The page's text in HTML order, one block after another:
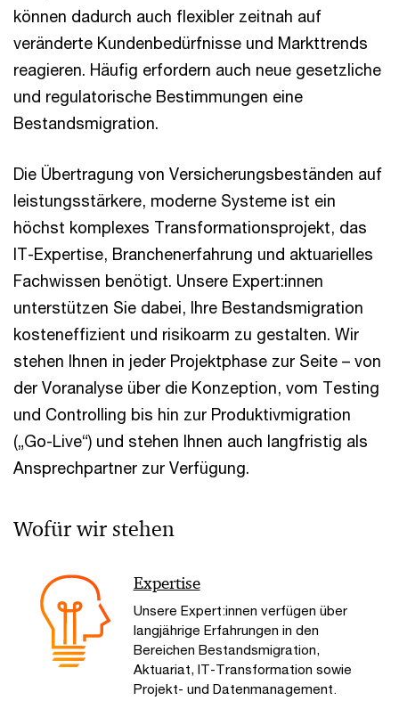
können dadurch auch flexibler zeitnah auf
veränderte Kundenbedürfnisse und Markttrends
reagieren. Häufig erfordern auch neue gesetzliche
und regulatorische Bestimmungen eine
Bestandsmigration.
Die Übertragung von Versicherungsbeständen auf
leistungsstärkere, moderne Systeme ist ein
höchst komplexes Transformationsprojekt, das
IT-Expertise, Branchenerfahrung und aktuarielles
Fachwissen benötigt. Unsere Expert:innen
unterstützen Sie dabei, Ihre Bestandsmigration
kosteneffizient und risikoarm zu gestalten. Wir
stehen Ihnen in jeder Projektphase zur Seite – von
der Voranalyse über die Konzeption, vom Testing
und Controlling bis hin zur Produktivmigration
(„Go-Live“) und stehen Ihnen auch langfristig als
Ansprechpartner zur Verfügung.
Wofür wir stehen
Expertise
Unsere Expert:innen verfügen über
langjährige Erfahrungen in den
Bereichen Bestandsmigration,
Aktuariat, IT-Transformation sowie
Projekt- und Datenmanagement.